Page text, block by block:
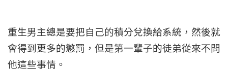
重生男主總是要把自己的積分兌換給系統，然後就
會得到更多的懲罰，但是第一輩子的徒弟從來不問
他這些事情。